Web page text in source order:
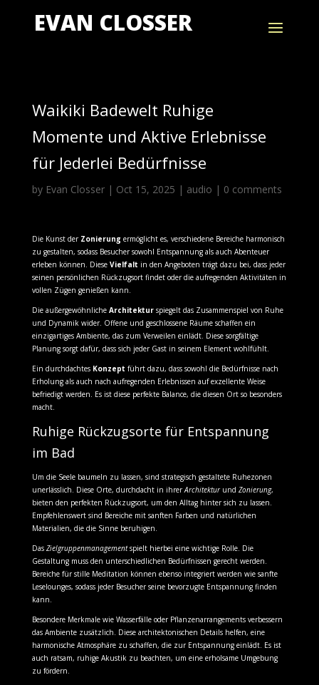
EVAN CLOSSER
Waikiki Badewelt Ruhige
Momente und Aktive Erlebnisse
für Jederlei Bedürfnisse
by Evan Closser| Oct 15, 2025 | audio | 0 comments
Die Kunst der Zonierung ermöglicht es, verschiedene Bereiche harmonisch
zu gestalten, sodass Besucher sowohl Entspannung als auch Abenteuer
erleben können. Diese Vielfalt in den Angeboten trägt dazu bei, dass jeder
seinen persönlichen Rückzugsort findet oder die aufregenden Aktivitäten in
vollen Zügen genießen kann.
Die außergewöhnliche Architekturspiegelt das Zusammenspiel von Ruhe
und Dynamik wider. Offene und geschlossene Räume schaffen ein
einzigartiges Ambiente, das zum Verweilen einlädt. Diese sorgfältige
Planung sorgt dafür, dass sich jeder Gast in seinem Element wohlfühlt.
Ein durchdachtes Konzept führt dazu, dass sowohl die Bedürfnisse nach
Erholung als auch nach aufregenden Erlebnissen auf exzellente Weise
befriedigt werden. Es ist diese perfekte Balance, die diesen Ort so besonders
macht.
Ruhige Rückzugsorte für Entspannung
im Bad
Um die Seele baumeln zu lassen, sind strategisch gestaltete Ruhezonen
unerlässlich. Diese Orte, durchdacht in ihrerArchitekturund Zonierung,
bieten den perfekten Rückzugsort, um den Alltag hinter sich zu lassen.
Empfehlenswert sind Bereiche mit sanften Farben und natürlichen
Materialien, die die Sinne beruhigen.
Das Zielgruppenmanagementspielt hierbei eine wichtige Rolle. Die
Gestaltung muss den unterschiedlichen Bedürfnissen gerecht werden.
Bereiche für stille Meditation können ebenso integriert werden wie sanfte
Leselounges, sodass jeder Besucher seine bevorzugte Entspannung finden
kann.
Besondere Merkmale wie Wasserfälle oder Pflanzenarrangements verbessern
das Ambiente zusätzlich. Diese architektonischen Details helfen, eine
harmonische Atmosphäre zu schaffen, die zur Entspannung einlädt. Es ist
auch ratsam, ruhige Akustik zu beachten, um eine erholsame Umgebung
zu fördern.